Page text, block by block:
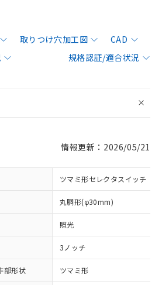
取りつけ穴加工図
CAD
規格認証/適合状況
情報更新：2026/05/21
ツマミ形セレクタスイッチ
丸胴形(φ30mm)
照光
3ノッチ
部形状 ツマミ形